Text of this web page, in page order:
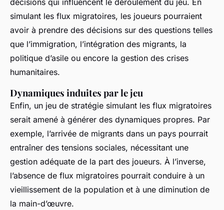
décisions qui influencent le déroulement du jeu. En
simulant les flux migratoires, les joueurs pourraient
avoir à prendre des décisions sur des questions telles
que l’immigration, l’intégration des migrants, la
politique d’asile ou encore la gestion des crises
humanitaires.
Dynamiques induites par le jeu
Enfin, un jeu de stratégie simulant les flux migratoires
serait amené à générer des dynamiques propres. Par
exemple, l’arrivée de migrants dans un pays pourrait
entraîner des tensions sociales, nécessitant une
gestion adéquate de la part des joueurs. À l’inverse,
l’absence de flux migratoires pourrait conduire à un
vieillissement de la population et à une diminution de
la main-d’œuvre.